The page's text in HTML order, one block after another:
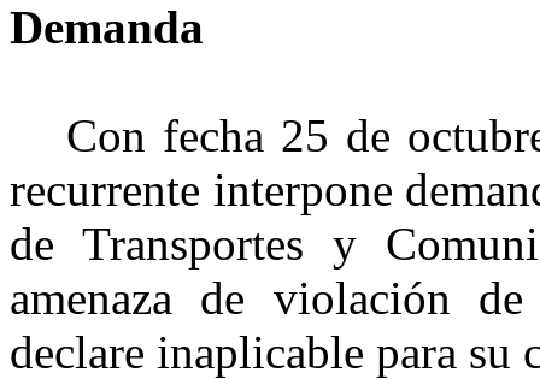
Demanda
Con fecha 25 de
recurrente interpone
de Transportes y
amenaza de violación
declare inaplicable para su